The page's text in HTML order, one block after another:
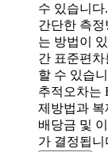
수 있습니다.
간단한 측
는 방법이
간 표준편
할 수 있습
추적오차는
제방법과
배당금 및
가 결정됩니